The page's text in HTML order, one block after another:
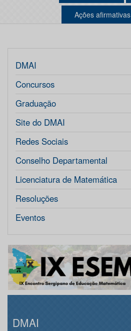
Ações afirmativas
DMAI
Concursos
Graduação
Site do DMAI
Redes Sociais
Conselho Departamental
Licenciatura de Matemática
Resoluções
Eventos
DMAI